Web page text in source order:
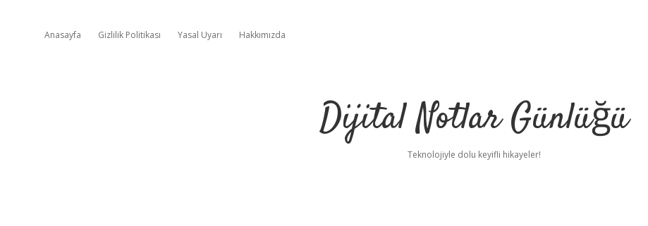
Anasayfa Gizlilik Politikası Yasal Uyarı Hakkımızda
Dijital Notlar Günlüğü
Teknolojiyle dolu keyifli hikayeler!